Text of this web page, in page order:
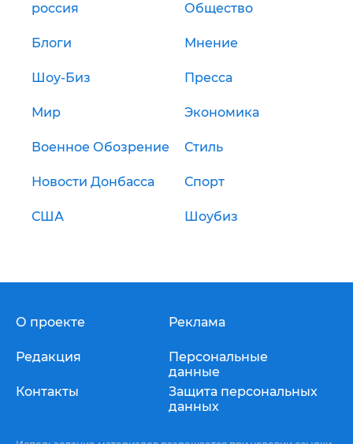
россия Общество
Блоги Мнение
Шоу-Биз Пресса
Мир Экономика
Военное Обозрение Стиль
Новости Донбасса Спорт
США Шоубиз
О проекте
Редакция
Контакты
Реклама
Персональные
данные
Защита персональных
данных